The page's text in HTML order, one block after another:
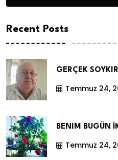
Recent Posts
GERÇEK
Temmuz 24,
BENIM BUGÜN
Temmuz 24,